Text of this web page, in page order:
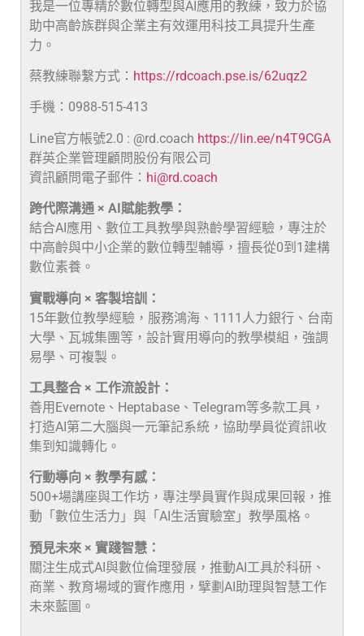
我是一位專精於數位轉型與AI應用的教練，致力於協
助中高齡族群與企業主有效運用科技工具提升生產
力。
蔡教練聯繫方式： https://rdcoach.pse.is/62uqz2
手機：0988-515-413
Line官方帳號2.0 : @rd.coach https://lin.ee/n4T9CGA
群英企業管理顧問股份有限公司
資訊顧問電子郵件： hi@rd.coach
跨代際溝通 × AI賦能教學：
結合AI應用、數位工具教學與熟齡學習經驗，專注於
中高齡與中小企業的數位轉型輔導，擅長從0到1建構
數位素養。
實戰導向 × 客製培訓：
15年數位教學經驗，服務鴻海、1111人力銀行、台南
大學、瓦城集團等，設計實用導向的教學模組，強調
易學、可複製。
工具整合 × 工作流設計：
善用Evernote、Heptabase、Telegram等多款工具，
打造AI第二大腦與一元筆記系統，協助學員從資訊收
集到知識轉化。
行動導向 × 教學有感：
500+場講座與工作坊，專注學員實作與成果回報，推
動「數位生活力」與「AI生活實驗室」教學風格。
預見未來 × 實踐智慧：
關注生成式AI與數位倫理發展，推動AI工具於科研、
商業、教育場域的實作應用，擘劃AI助理與智慧工作
未來藍圖。